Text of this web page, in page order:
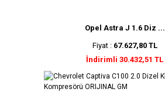
Opel Astra J 1.6 Diz ...
Fiyat : 67.627,80 TL
İndirimli 30.432,51 TL